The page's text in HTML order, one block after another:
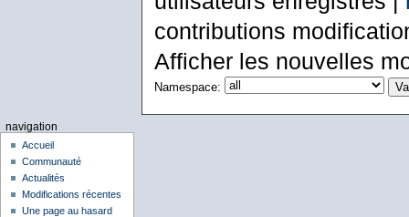
contributions
Afficher les nouvelles
Namespace:
navigation
Accueil
Communauté
Actualités
Modifications récentes
Une page au hasard